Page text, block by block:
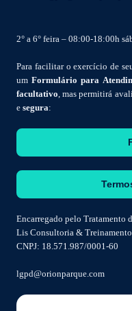
2° a 6° feira – 08:00-18:00h
Para facilitar o exercício de
um Formulário para
facultativo , mas permitirá
e segura:
Encarregado pelo Tratamento
Lis Consultoria &
CNPJ: 18.571.987/0001-60
lgpd@orionparque.com